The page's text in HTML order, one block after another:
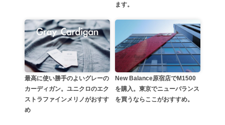
ます。
最高に使い勝手のよいグレーの
カーディガン。ユニクロのエク
ストラファインメリノがおすす
め
New Balance原宿店でM1500
を購入。東京でニューバランス
を買うならここがおすすめ。